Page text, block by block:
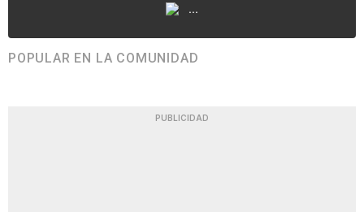
...
POPULAR EN LA COMUNIDAD
PUBLICIDAD